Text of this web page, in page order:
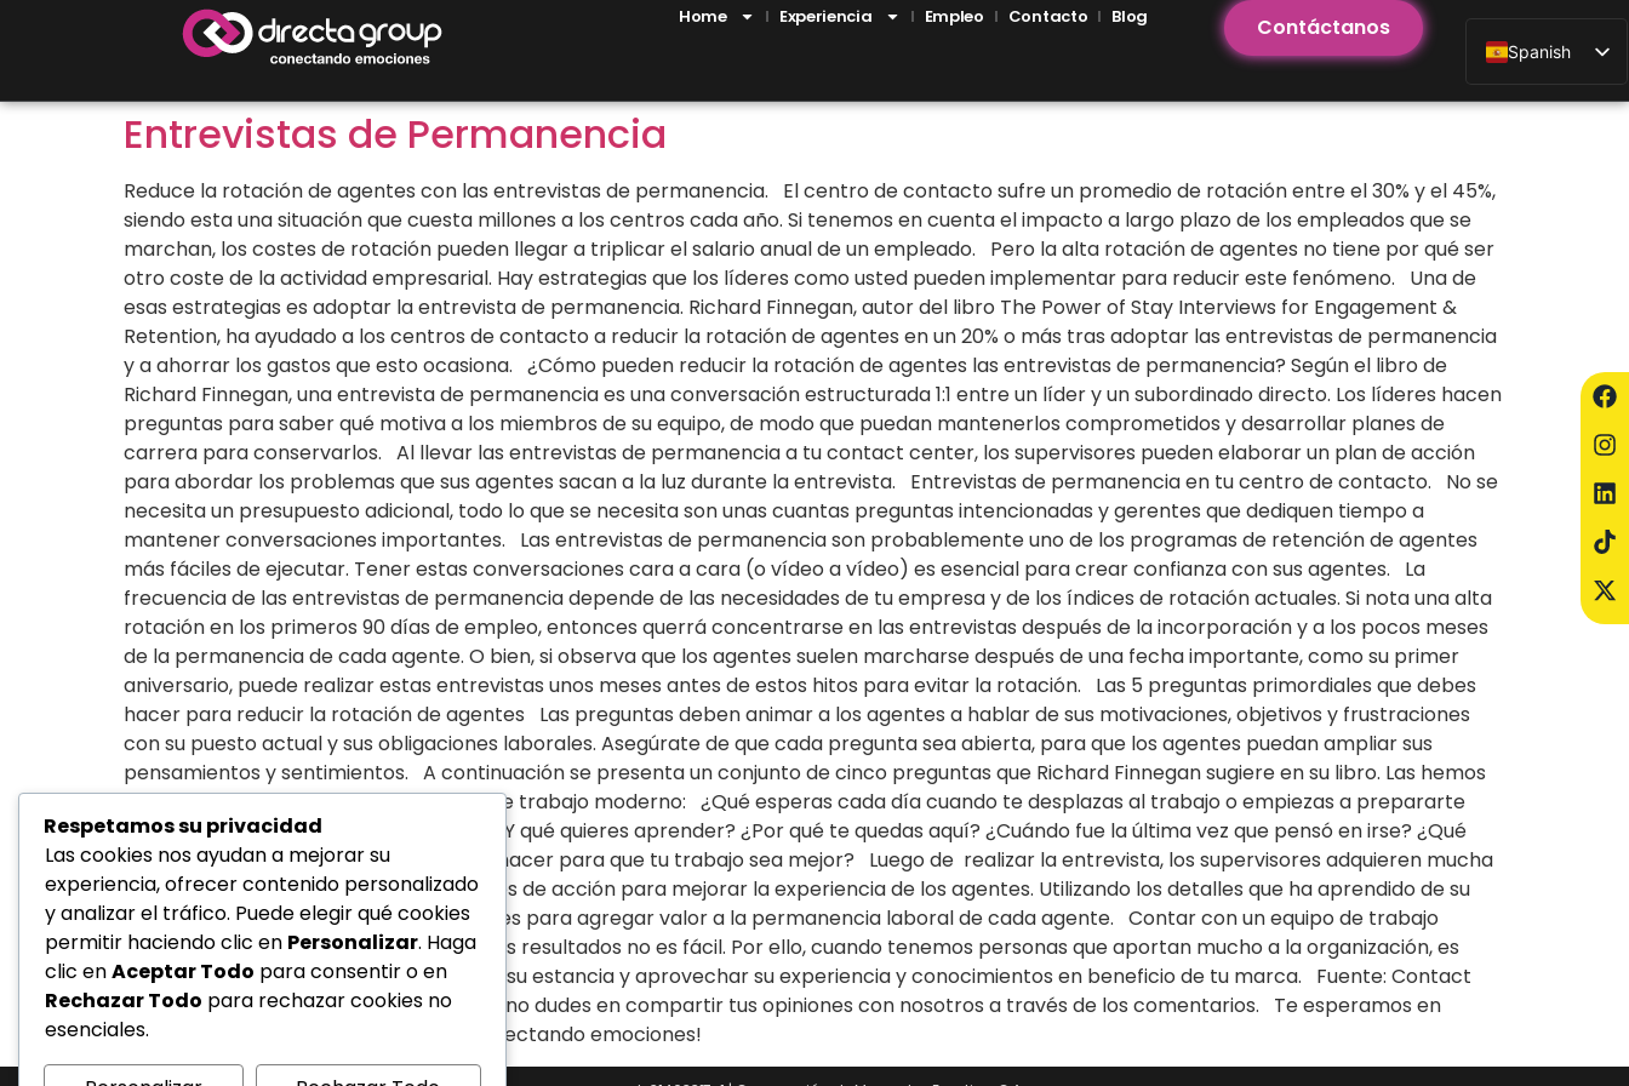
Contáctanos
Spanish
Home Experiencia Empleo Contacto Blog
Entrevistas de Permanencia
Reduce la rotación de agentes con las entrevistas de permanencia. El centro de contacto sufre un promedio de rotación entre el 30% y el 45%,
siendo esta una situación que cuesta millones a los centros cada año. Si tenemos en cuenta el impacto a largo plazo de los empleados que se
marchan, los costes de rotación pueden llegar a triplicar el salario anual de un empleado. Pero la alta rotación de agentes no tiene por qué ser
otro coste de la actividad empresarial. Hay estrategias que los líderes como usted pueden implementar para reducir este fenómeno. Una de
esas estrategias es adoptar la entrevista de permanencia. Richard Finnegan, autor del libro The Power of Stay Interviews for Engagement &
Retention, ha ayudado a los centros de contacto a reducir la rotación de agentes en un 20% o más tras adoptar las entrevistas de permanencia
y a ahorrar los gastos que esto ocasiona. ¿Cómo pueden reducir la rotación de agentes las entrevistas de permanencia? Según el libro de
Richard Finnegan, una entrevista de permanencia es una conversación estructurada 1:1 entre un líder y un subordinado directo. Los líderes hacen
preguntas para saber qué motiva a los miembros de su equipo, de modo que puedan mantenerlos comprometidos y desarrollar planes de
carrera para conservarlos. Al llevar las entrevistas de permanencia a tu contact center, los supervisores pueden elaborar un plan de acción
para abordar los problemas que sus agentes sacan a la luz durante la entrevista. Entrevistas de permanencia en tu centro de contacto. No se
necesita un presupuesto adicional, todo lo que se necesita son unas cuantas preguntas intencionadas y gerentes que dediquen tiempo a
mantener conversaciones importantes. Las entrevistas de permanencia son probablemente uno de los programas de retención de agentes
más fáciles de ejecutar. Tener estas conversaciones cara a cara (o vídeo a vídeo) es esencial para crear confianza con sus agentes. La
frecuencia de las entrevistas de permanencia depende de las necesidades de tu empresa y de los índices de rotación actuales. Si nota una alta
rotación en los primeros 90 días de empleo, entonces querrá concentrarse en las entrevistas después de la incorporación y a los pocos meses
de la permanencia de cada agente. O bien, si observa que los agentes suelen marcharse después de una fecha importante, como su primer
aniversario, puede realizar estas entrevistas unos meses antes de estos hitos para evitar la rotación. Las 5 preguntas primordiales que debes
hacer para reducir la rotación de agentes Las preguntas deben animar a los agentes a hablar de sus motivaciones, objetivos y frustraciones
con su puesto actual y sus obligaciones laborales. Asegúrate de que cada pregunta sea abierta, para que los agentes puedan ampliar sus
pensamientos y sentimientos. A continuación se presenta un conjunto de cinco preguntas que Richard Finnegan sugiere en su libro. Las hemos
adaptado para que se ajusten al lugar de trabajo moderno: ¿Qué esperas cada día cuando te desplazas al trabajo o empiezas a prepararte
para la jornada? ¿Qué aprendes aquí? ¿Y qué quieres aprender? ¿Por qué te quedas aquí? ¿Cuándo fue la última vez que pensó en irse? ¿Qué
motivó ese pensamiento? ¿Qué puedo hacer para que tu trabajo sea mejor? Luego de realizar la entrevista, los supervisores adquieren mucha
información valiosa para elaborar planes de acción para mejorar la experiencia de los agentes. Utilizando los detalles que ha aprendido de su
equipo, cree planes de acción individuales para agregar valor a la permanencia laboral de cada agente. Contar con un equipo de trabajo
honesto, comprometido y que da buenos resultados no es fácil. Por ello, cuando tenemos personas que aportan mucho a la organización, es
necesario hacer lo posible para alargar su estancia y aprovechar su experiencia y conocimientos en beneficio de tu marca. Fuente: Contact
Center Hub Si te pareció útil esta nota, no dudes en compartir tus opiniones con nosotros a través de los comentarios. Te esperamos en
nuestro próximo artículo ¡Seguimos conectando emociones!
Respetamos su privacidad
Las cookies nos ayudan a mejorar su
experiencia, ofrecer contenido personalizado
y analizar el tráfico. Puede elegir qué cookies
permitir haciendo clic en Personalizar. Haga
clic enAceptar Todo para consentir o en
Rechazar Todo para rechazar cookies no
esenciales.